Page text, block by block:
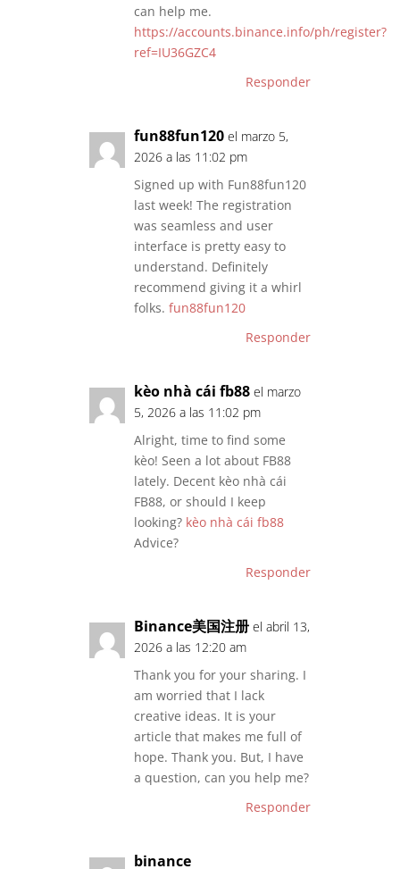
can help me.
https://accounts.binance.info/ph/register?
ref=IU36GZC4
Responder
fun88fun120 el marzo 5,
2026 a las 11:02 pm
Signed up with Fun88fun120
last week! The registration
was seamless and user
interface is pretty easy to
understand. Definitely
recommend giving it a whirl
folks. fun88fun120
Responder
kèo nhà cái fb88 el marzo
5, 2026 a las 11:02 pm
Alright, time to find some
kèo! Seen a lot about FB88
lately. Decent kèo nhà cái
FB88, or should I keep
looking? kèo nhà cái fb88
Advice?
Responder
Binance美国注册 el abril 13,
2026 a las 12:20 am
Thank you for your sharing. I
am worried that I lack
creative ideas. It is your
article that makes me full of
hope. Thank you. But, I have
a question, can you help me?
Responder
binance